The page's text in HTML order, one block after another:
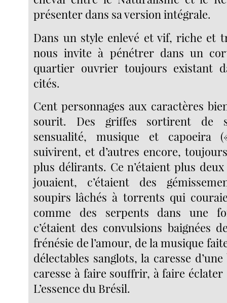
présenter dans sa version intégrale.
Dans un style enlevé et vif, riche et
nous invite à pénétrer dans un
quartier ouvrier toujours existant
cités.
Cent personnages aux caractères
sourit. Des griffes sortirent de
sensualité, musique et capoeira
suivirent, et d’autres encore,
plus délirants. Ce n’étaient plus
jouaient, c’étaient des
soupirs lâchés à torrents qui
comme des serpents dans une
c’étaient des convulsions baignées
frénésie de l’amour, de la musique
délectables sanglots, la caresse
caresse à faire souffrir, à faire éclater
L’essence du Brésil.